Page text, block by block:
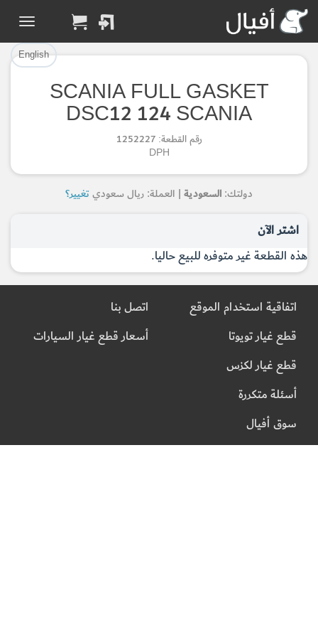
English
SCANIA FULL GASKET
DSC12 124 SCANIA
رقم القطعة: 1252227
DPH
دولتك: السعودية | العملة: ريال سعوديتغيير؟
اشتر الآن
هذه القطعة غير متوفره للبيع حاليا.
تم إضافة القطعة بنجاح.
الرجوع لصفحة البحث
Part Successfully
Selected
Return to Search Page
تم إضافة القطعة للسلة بنجاح.
إتمام عملية الشراء
Part Added to Cart
اتفاقية استخدام الموقع
قطع غيار تويوتا
قطع غيار لكزس
أسئلة متكررة
سوق أفيال
اتصل بنا
أسعار قطع غيار السيارات